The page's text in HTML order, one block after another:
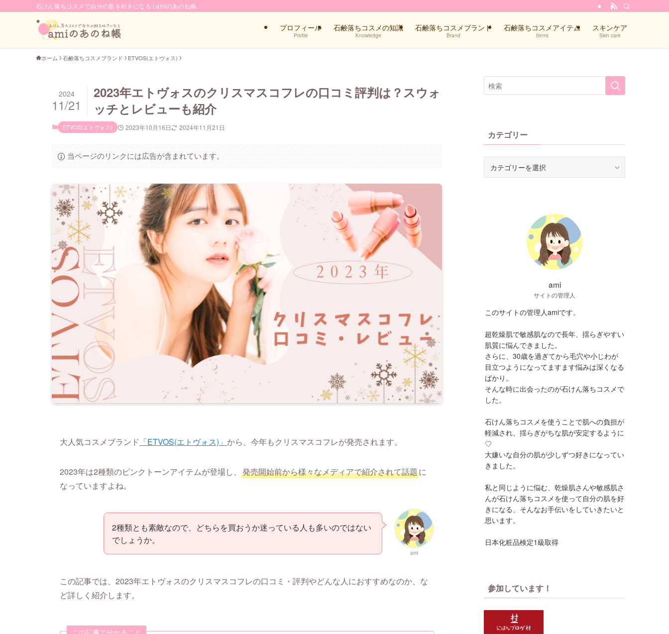
石けん落ちコスメで自分の肌を好きになる | amiのあのね帳
プロフィール
Profile
石鹸落ちコスメの知識
Knowledge
石鹸落ちコスメブランド
Brand
石鹸落ちコスメアイテム
Items
スキンケア
Skin care
ホーム 石鹸落ちコスメブランド ETVOS(エトヴォス)
2023年エトヴォスのクリスマスコフレの口コミ評判は？スウォ
ッチとレビューも紹介
2024
11/21
ETVOS(エトヴォス) 2023年10月16日 2024年11月21日
当ページのリンクには広告が含まれています。
大人気コスメブランド 「ETVOS(エトヴォス)」 から、今年もクリスマスコフレが発売されます。
2023年は2種類のピンクトーンアイテムが登場し、 発売開始前から様々なメディアで紹介されて話題に
なっていますよね。
ami
2種類とも素敵なので、どちらを買おうか迷っている人も多いのではない
でしょうか。
この記事では、2023年エトヴォスのクリスマスコフレの口コミ・評判やどんな人におすすめなのか、な
ど詳しく紹介します。
この記事で分かること
カテゴリー
ami
サイトの管理人
このサイトの管理人amiです。
超乾燥肌で敏感肌なので長年、揺らぎやすい
肌質に悩んできました。
さらに、30歳を過ぎてから毛穴や小じわが
目立つようになってますます悩みは深くなる
ばかり。
そんな時に出会ったのが石けん落ちコスメで
した。
石けん落ちコスメを使うことで肌への負担が
軽減され、揺らぎがちな肌が安定するように
♡
大嫌いな自分の肌が少しずつ好きになってい
きました。
私と同じように悩む、乾燥肌さんや敏感肌さ
んが石けん落ちコスメを使って自分の肌を好
きになる、そんなお手伝いをしていきたいと
思います。
日本化粧品検定1級取得
参加しています！